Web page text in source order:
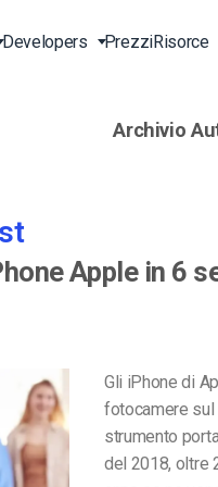
Soluzioni per
Analisi Video
Video per le Vendite
Streaming Live per
Stazioni TV e Radio
Developers
API
Upload Video
PrezziRisorce
Partners
Contatti
Archivio
Apple in 6
Gli iPhone di
fotocamere sul
strumento
del 2018, oltre